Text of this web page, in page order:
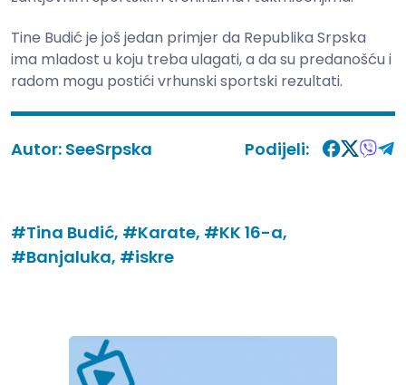
Tine Budić je još jedan primjer da Republika Srpska
ima mladost u koju treba ulagati, a da su predanošću i
radom mogu postići vrhunski sportski rezultati.
Autor: SeeSrpska Podijeli:
#Tina Budić, #Karate, #KK 16-a,
#Banjaluka, #iskre